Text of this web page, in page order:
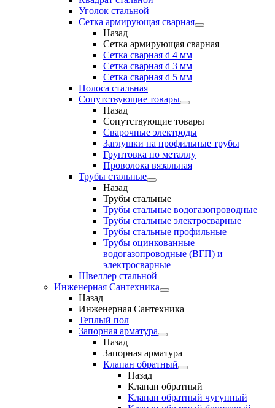
Уголок стальной
Сетка армирующая сварная
Назад
Сетка армирующая сварная
Сетка сварная d 4 мм
Сетка сварная d 3 мм
Сетка сварная d 5 мм
Полоса стальная
Сопутствующие товары
Назад
Сопутствующие товары
Сварочные электроды
Заглушки на профильные трубы
Грунтовка по металлу
Проволока вязальная
Трубы стальные
Назад
Трубы стальные
Трубы стальные водогазопроводные
Трубы стальные электросварные
Трубы стальные профильные
Трубы оцинкованные
водогазопроводные (ВГП) и
электросварные
Швеллер стальной
Инженерная Сантехника
Назад
Инженерная Сантехника
Теплый пол
Запорная арматура
Назад
Запорная арматура
Клапан обратный
Назад
Клапан обратный
Клапан обратный чугунный